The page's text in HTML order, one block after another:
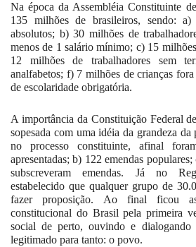
Na época da Assembléia Constituinte
135 milhões de brasileiros, sendo:
absolutos; b) 30 milhões de
menos de 1 salário mínimo; c) 15
12 milhões de trabalhadores sem
analfabetos; f) 7 milhões de crianças
de escolaridade obrigatória.
A importância da Constituição Federal
sopesada com uma idéia da grandeza da
no processo constituinte, afinal
apresentadas; b) 122 emendas
subscreveram emendas. Já no
estabelecido que qualquer grupo de
fazer proposição. Ao final ficou
constitucional do Brasil pela primeira
social de perto, ouvindo e
legitimado para tanto: o povo.